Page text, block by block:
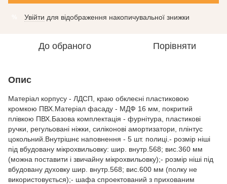
Увійти для відображення накопичувальної знижки
До обраного Порівняти
Опис
Матеріал корпусу - ЛДСП, краю обклеєні пластиковою
кромкою ПВХ.Матеріал фасаду - МДФ 16 мм, покритий
плівкою ПВХ.Базова комплектація - фурнітура, пластикові
ручки, регульовані ніжки, силіконові амортизатори, плінтус
цокольний.Внутрішнє наповнення - 5 шт. полиці.- розмір ніші
під вбудовану мікрохвильовку: шир. внутр.568; вис.360 мм
(можна поставити і звичайну мікрохвильовку);- розмір ніші під
вбудовану духовку шир. внутр.568; вис.600 мм (полку не
використовується);- шафа спроектований з прихованим